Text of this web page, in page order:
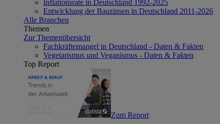
Inflationsrate in Deutschland 1992-2025
Entwicklung der Bauzinsen in Deutschland 2011-2026
Alle Branchen
Themen
Zur Themenübersicht
Fachkräftemangel in Deutschland - Daten & Fakten
Vegetarismus und Veganismus - Daten & Fakten
Top Report
Zum Report